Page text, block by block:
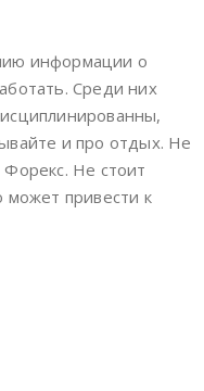
информации о
Среди них
и про отдых. Не
Форекс. Не стоит
может привести к